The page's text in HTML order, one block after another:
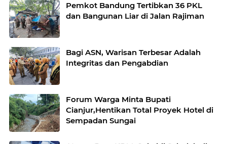
Pemkot Bandung Tertibkan 36 PKL
dan Bangunan Liar di Jalan Rajiman
Bagi ASN, Warisan Terbesar Adalah
Integritas dan Pengabdian
Forum Warga Minta Bupati
Cianjur,Hentikan Total Proyek Hotel di
Sempadan Sungai